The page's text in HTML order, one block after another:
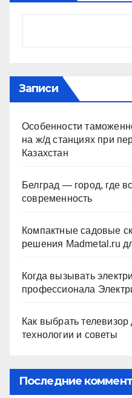
Записи
Особенности
на ж/д станциях при
Казахстан
Белград — город, где
современность
Компактные садовые
решения Madmetal.ru
Когда вызывать
профессионала
Как выбрать
технологии и советы
Последние